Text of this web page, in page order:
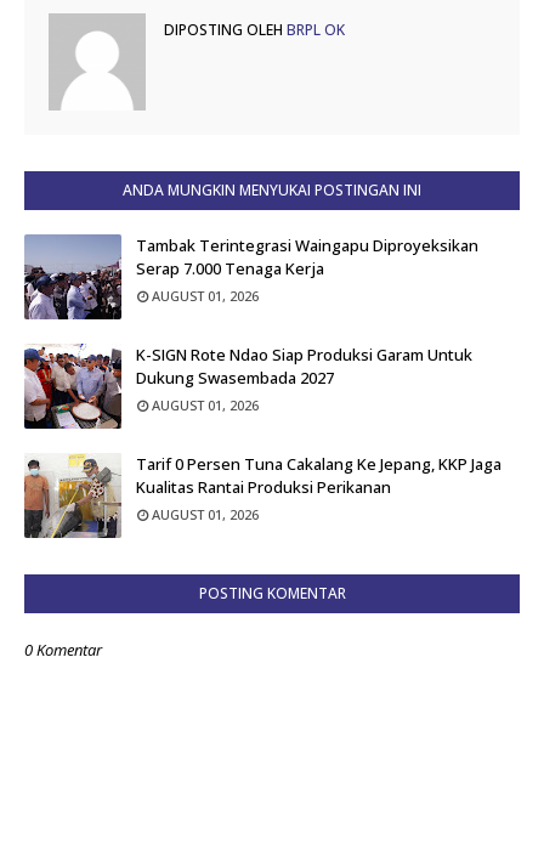
DIPOSTING OLEH BRPL OK
ANDA MUNGKIN MENYUKAI POSTINGAN INI
Tambak Terintegrasi Waingapu Diproyeksikan
Serap 7.000 Tenaga Kerja
AUGUST 01, 2026
K-SIGN Rote Ndao Siap Produksi Garam Untuk
Dukung Swasembada 2027
AUGUST 01, 2026
Tarif 0 Persen Tuna Cakalang Ke Jepang, KKP Jaga
Kualitas Rantai Produksi Perikanan
AUGUST 01, 2026
POSTING KOMENTAR
0 Komentar